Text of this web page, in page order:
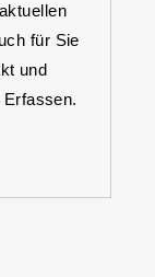
für Sie
und